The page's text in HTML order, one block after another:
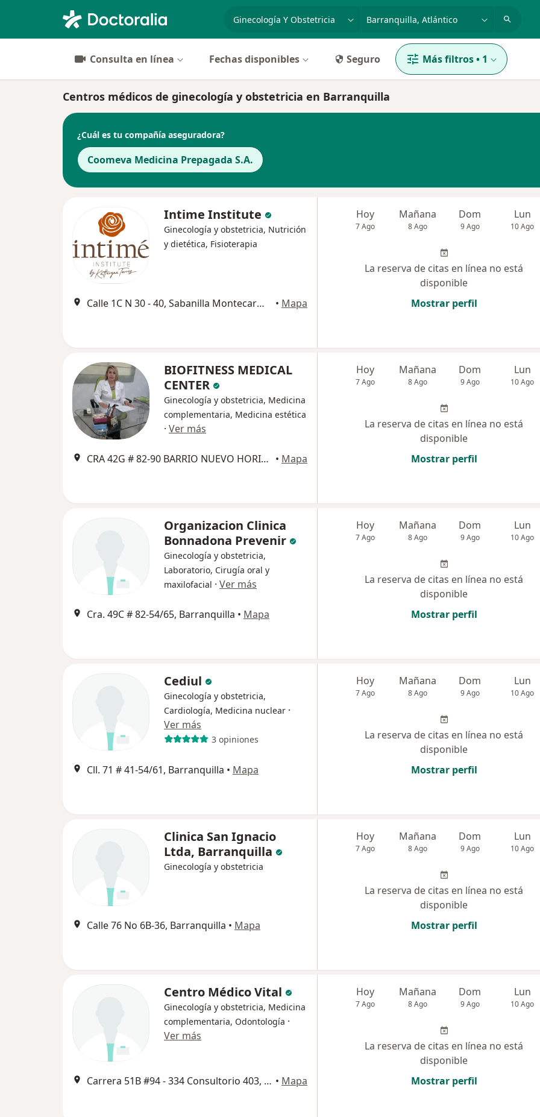
especialidad, enfermedad o nombre
Consulta en línea Fechas disponibles Seguro Más filtros• 1
Centros médicos de ginecología y obstetricia en Barranquilla
¿Cuál es tu compañía aseguradora?
Coomeva Medicina Prepagada S.A.
Intime Institute
Ginecología y obstetricia, Nutrición
y dietética, Fisioterapia
Calle 1C N 30 - 40, Sabanilla Montecarmelo, Barranquilla, Atlantcio, Colombia, Barranquilla • Mapa
Hoy
7 Ago
Mañana
8 Ago
Dom
9 Ago
Lun
10 Ago
La reserva de citas en línea no está
disponible
Mostrar perfil
BIOFITNESS MEDICAL
CENTER
Ginecología y obstetricia, Medicina
complementaria, Medicina estética
· Ver más
CRA 42G # 82-90 BARRIO NUEVO HORIZONTE, Barranquilla • Mapa
Hoy
7 Ago
Mañana
8 Ago
Dom
9 Ago
Lun
10 Ago
La reserva de citas en línea no está
disponible
Mostrar perfil
Organizacion Clinica
Bonnadona Prevenir
Ginecología y obstetricia,
Laboratorio, Cirugía oral y
maxilofacial · Ver más
Cra. 49C # 82-54/65, Barranquilla • Mapa
Hoy
7 Ago
Mañana
8 Ago
Dom
9 Ago
Lun
10 Ago
La reserva de citas en línea no está
disponible
Mostrar perfil
Cediul
Ginecología y obstetricia,
Cardiología, Medicina nuclear ·
Ver más
3 opiniones
Cll. 71 # 41-54/61, Barranquilla • Mapa
Hoy
7 Ago
Mañana
8 Ago
Dom
9 Ago
Lun
10 Ago
La reserva de citas en línea no está
disponible
Mostrar perfil
Clinica San Ignacio
Ltda, Barranquilla
Ginecología y obstetricia
Calle 76 No 6B-36, Barranquilla • Mapa
Hoy
7 Ago
Mañana
8 Ago
Dom
9 Ago
Lun
10 Ago
La reserva de citas en línea no está
disponible
Mostrar perfil
Centro Médico Vital
Ginecología y obstetricia, Medicina
complementaria, Odontología ·
Ver más
Carrera 51B #94 - 334 Consultorio 403, Barranquilla • Mapa
Hoy
7 Ago
Mañana
8 Ago
Dom
9 Ago
Lun
10 Ago
La reserva de citas en línea no está
disponible
Mostrar perfil